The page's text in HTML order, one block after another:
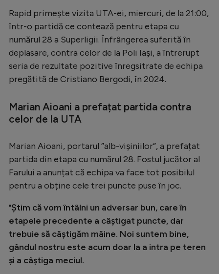
Ligue 1
Campionate
Starurile fotbalului
EURO 2024
Clasamente
Tenis
Handbal
Formula 1
Gimnastică
Auto
Rapid primește vizita UTA-ei, miercuri, de la 21:00,
într-o partidă ce contează pentru etapa cu
numărul 28 a Superligii. Înfrângerea suferită în
deplasare, contra celor de la Poli Iași, a întrerupt
seria de rezultate pozitive înregsitrate de echipa
pregătită de Cristiano Bergodi, în 2024.
Marian Aioani a prefațat partida contra
celor de la UTA
Marian Aioani, portarul ”alb-vișiniilor”, a prefațat
partida din etapa cu numărul 28. Fostul jucător al
Farului a anunțat că echipa va face tot posibilul
pentru a obține cele trei puncte puse în joc.
"Ştim că vom întâlni un adversar bun, care în
etapele precedente a câştigat puncte, dar
trebuie să câştigăm mâine. Noi suntem bine,
gândul nostru este acum doar la a intra pe teren
şi a câştiga meciul.